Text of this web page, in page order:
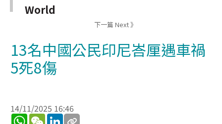
World
下一篇 Next 》
13名中國公民印尼峇厘遇車禍
5死8傷
14/11/2025 16:46
WhatsApp
WeChatLinkedIn